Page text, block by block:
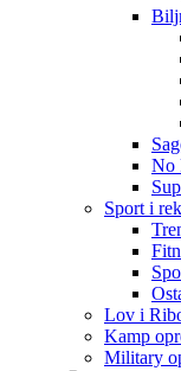
No
Sport i
Lov i
Kamp
Military